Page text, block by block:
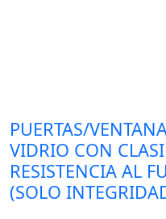
PUERTAS/
VIDRIO CON
RESISTENCIA AL
(SOLO